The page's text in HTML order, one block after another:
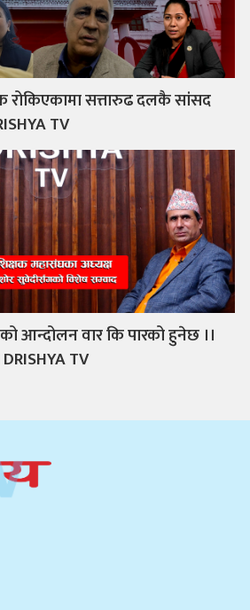
रोकिएकामा सत्तारुढ दलकै सांसद
TV
आन्दोलन वार कि पारको हुनेछ ।।
TV